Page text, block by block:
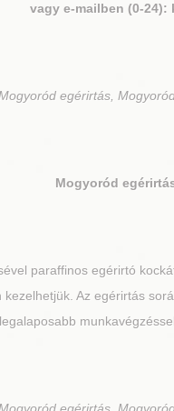
vagy e-mailben (0-24):
egérirtás,
Mogyoród
paraffinos egérirtó
Az egérirtás